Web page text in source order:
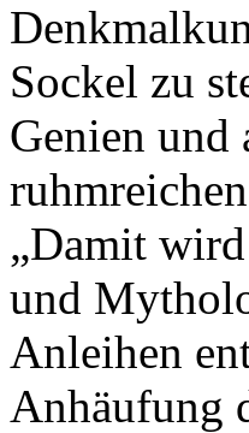
Sockel zu
Genien und
„Damit
und
Anleihen
Anhäufung